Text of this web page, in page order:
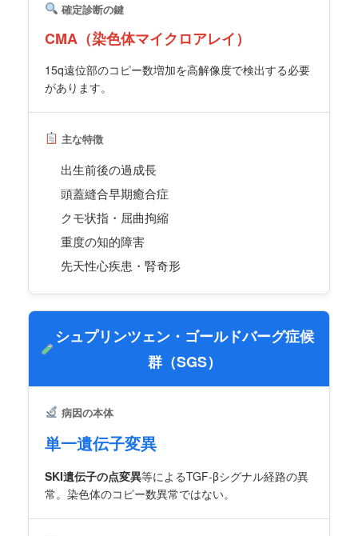
確定診断の鍵
CMA（染色体マイクロアレイ）
15q遠位部のコピー数増加を高解像度で検出する必要
があります。
主な特徴
出生前後の過成長
頭蓋縫合早期癒合症
クモ状指・屈曲拘縮
重度の知的障害
先天性心疾患・腎奇形
シュプリンツェン・ゴールドバーグ症候
群（SGS）
病因の本体
単一遺伝子変異
SKI遺伝子の点変異等によるTGF-βシグナル経路の異
常。染色体のコピー数異常ではない。